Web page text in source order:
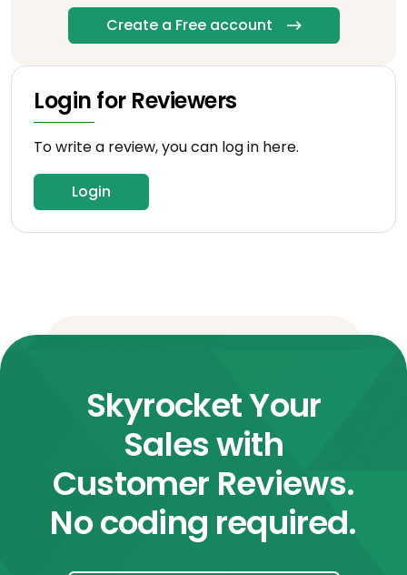
Create a Free account
Login for Reviewers
To write a review, you can log in here.
Login
Skyrocket Your
Sales with
Customer Reviews.
No coding required.